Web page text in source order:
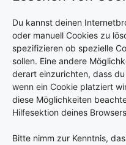
Du kannst deinen
oder manuell Cookies zu
spezifizieren ob spezielle
sollen. Eine andere
derart einzurichten, dass
wenn ein Cookie platziert
diese Möglichkeiten
Hilfesektion deines
Bitte nimm zur Kenntnis,